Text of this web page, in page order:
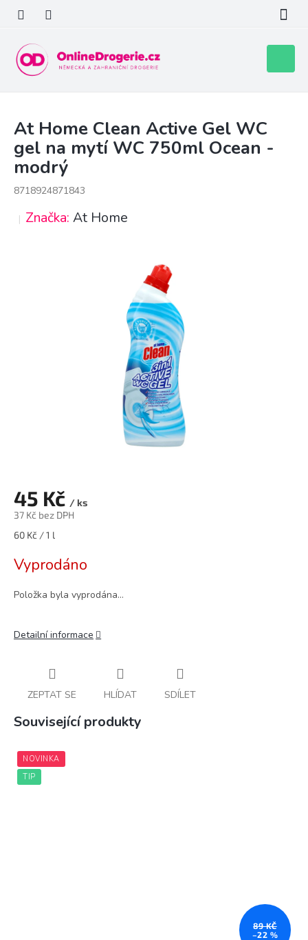
obsah
košík
At Home Clean Active Gel WC
gel na mytí WC 750ml Ocean -
modrý
8718924871843
Značka: At Home
45 Kč / ks
37 Kč bez DPH
Měrná
60 Kč / 1 l
Vyprodáno
Položka byla vyprodána…
Detailní informace
ZEPTAT SE HLÍDAT SDÍLET
Související produkty
NOVINKA
TIP
89 KČ
–22 %